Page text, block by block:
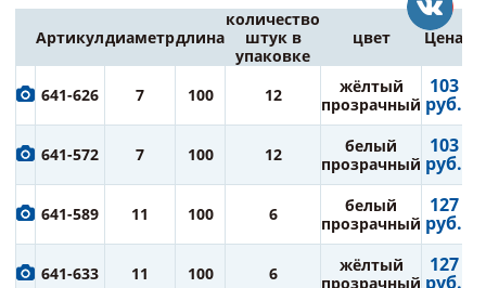
Артикулдиаметрдлина
количество
штук в
упаковке
цвет Цена
641-626 7 100 12
жёлтый
прозрачный
103
руб.
641-572 7 100 12
белый
прозрачный
103
руб.
641-589 11 100 6
белый
прозрачный
127
руб.
641-633 11 100 6
жёлтый
прозрачный
127
руб.